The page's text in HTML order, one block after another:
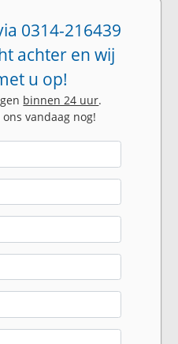
0314-216439
achter en wij
u op!
binnen 24 uur.
vandaag nog!